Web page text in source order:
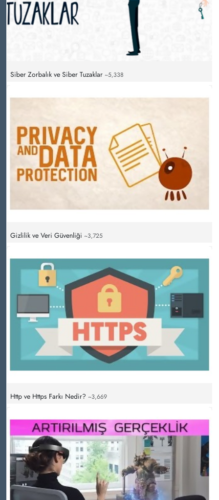
Siber Zorbalık ve Siber Tuzaklar ~5,338
Gizlilik ve Veri Güvenliği ~3,725
Http ve Https Farkı Nedir? ~3,669